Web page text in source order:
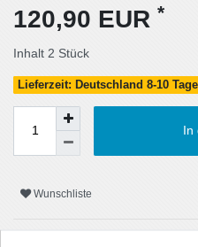
120,90 EUR *
Inhalt 2 Stück
Lieferzeit: Deutschland 8-10
In
Wunschliste